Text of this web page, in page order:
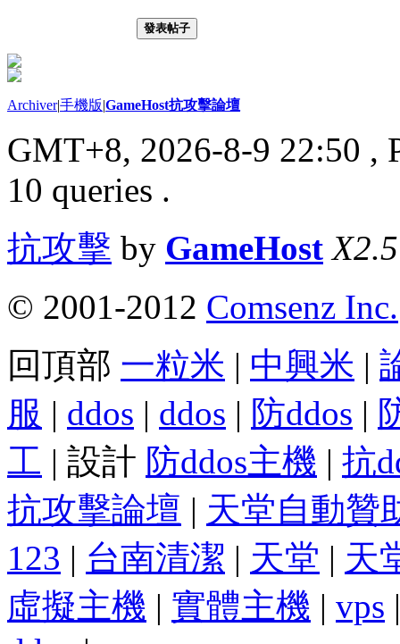
發表帖子
Archiver|手機版|GameHost抗攻擊論壇
GMT+8, 2026-8-9 22:50 ,
10 queries .
抗攻擊 by GameHost X2.5
© 2001-2012 Comsenz Inc.
回頂部 一粒米 | 中興米 |
服 | ddos | ddos | 防ddos |
工 | 設計 防ddos主機 | 抗
抗攻擊論壇 | 天堂自動贊
123 | 台南清潔 | 天堂 | 天
虛擬主機 | 實體主機 | vps